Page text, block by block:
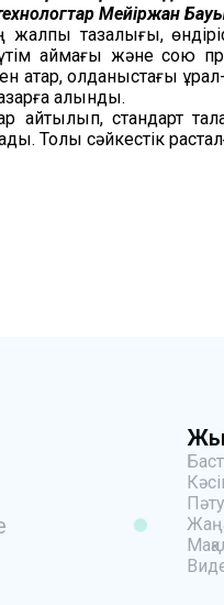
Мейіржан
тазалығы,
аймағы және сою
қатар, қолданыстағы
алынды.
айтылып, стандарт
Толық сәйкестік